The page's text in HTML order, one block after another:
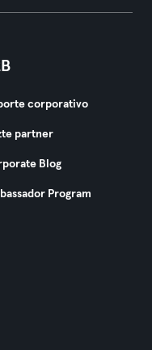
corporativo
partner
Blog
Program